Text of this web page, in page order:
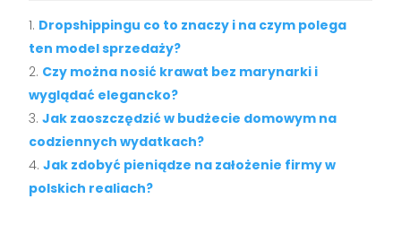
Dropshippingu co to znaczy i na czym polega
ten model sprzedaży?
Czy można nosić krawat bez marynarki i
wyglądać elegancko?
Jak zaoszczędzić w budżecie domowym na
codziennych wydatkach?
Jak zdobyć pieniądze na założenie firmy w
polskich realiach?